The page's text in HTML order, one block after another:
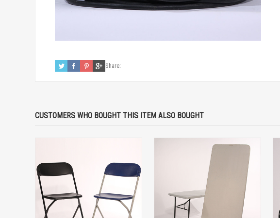
Share:
CUSTOMERS WHO BOUGHT THIS ITEM ALSO BOUGHT